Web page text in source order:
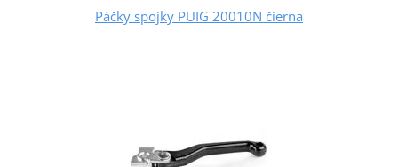
Páčky spojky PUIG 20010N čierna